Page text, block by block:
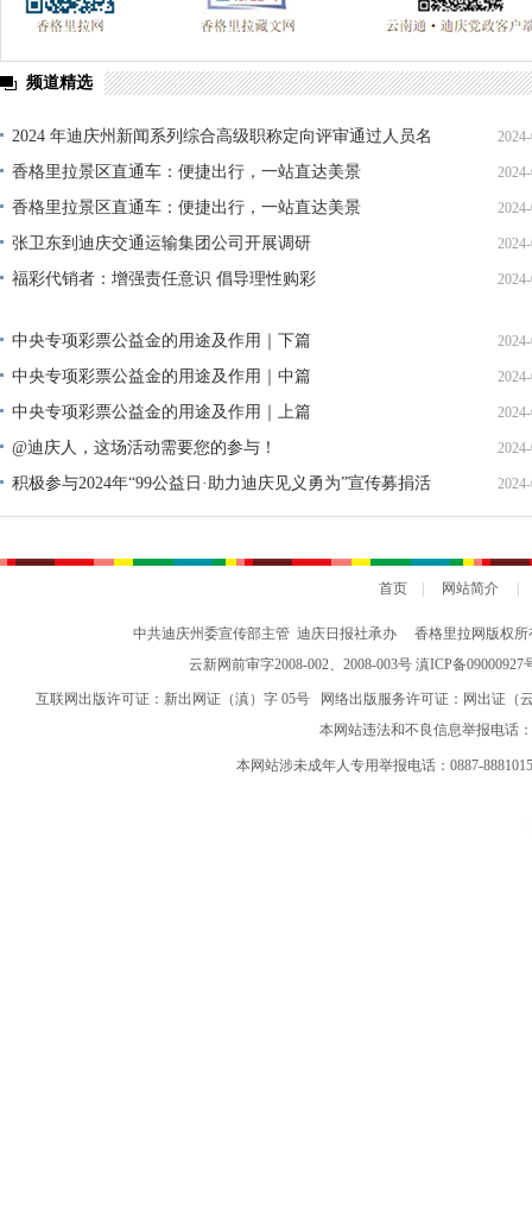
频道精选
2024 年迪庆州新闻系列综合高级职称定向评审通过人员名
单公示
香格里拉景区直通车：便捷出行，一站直达美景
香格里拉景区直通车：便捷出行，一站直达美景
张卫东到迪庆交通运输集团公司开展调研
福彩代销者：增强责任意识 倡导理性购彩
中央专项彩票公益金的用途及作用｜下篇
中央专项彩票公益金的用途及作用｜中篇
中央专项彩票公益金的用途及作用｜上篇
@迪庆人，这场活动需要您的参与！
积极参与2024年“99公益日·助力迪庆见义勇为”宣传募捐活
动倡议书